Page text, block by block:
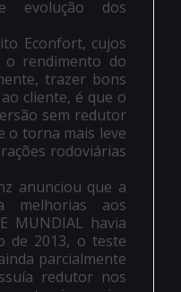
evolução dos
Econfort, cujos
o rendimento do
trazer bons
cliente, é que o
sem redutor
o torna mais leve
rodoviárias
anunciou que a
melhorias aos
MUNDIAL havia
de 2013, o teste
parcialmente
redutor nos